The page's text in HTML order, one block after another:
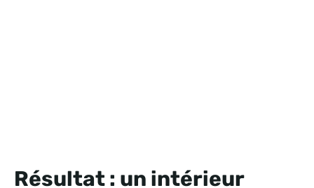
Résultat : un intérieur